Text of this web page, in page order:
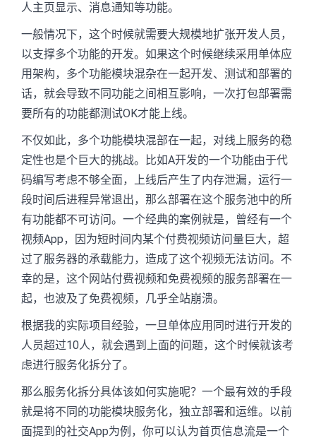
人主页显示、消息通知等功能。
一般情况下，这个时候就需要大规模地扩张开发人员，
以支撑多个功能的开发。如果这个时候继续采用单体应
用架构，多个功能模块混杂在一起开发、测试和部署的
话，就会导致不同功能之间相互影响，一次打包部署需
要所有的功能都测试OK才能上线。
不仅如此，多个功能模块混部在一起，对线上服务的稳
定性也是个巨大的挑战。比如A开发的一个功能由于代
码编写考虑不够全面，上线后产生了内存泄漏，运行一
段时间后进程异常退出，那么部署在这个服务池中的所
有功能都不可访问。一个经典的案例就是，曾经有一个
视频App，因为短时间内某个付费视频访问量巨大，超
过了服务器的承载能力，造成了这个视频无法访问。不
幸的是，这个网站付费视频和免费视频的服务部署在一
起，也波及了免费视频，几乎全站崩溃。
根据我的实际项目经验，一旦单体应用同时进行开发的
人员超过10人，就会遇到上面的问题，这个时候就该考
虑进行服务化拆分了。
那么服务化拆分具体该如何实施呢？一个最有效的手段
就是将不同的功能模块服务化，独立部署和运维。以前
面提到的社交App为例，你可以认为首页信息流是一个